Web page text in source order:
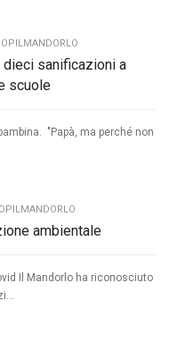
dieci sanificazioni a
scuole
"Papà, ma perché non
ambientale
Il Mandorlo ha riconosciuto